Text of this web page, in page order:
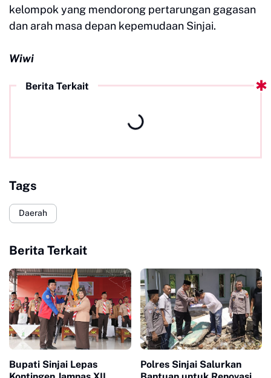
kelompok yang mendorong pertarungan gagasan
dan arah masa depan kepemudaan Sinjai.
Wiwi
Berita Terkait
Tags
Daerah
Berita Terkait
Bupati Sinjai Lepas
Polres Sinjai Salurkan